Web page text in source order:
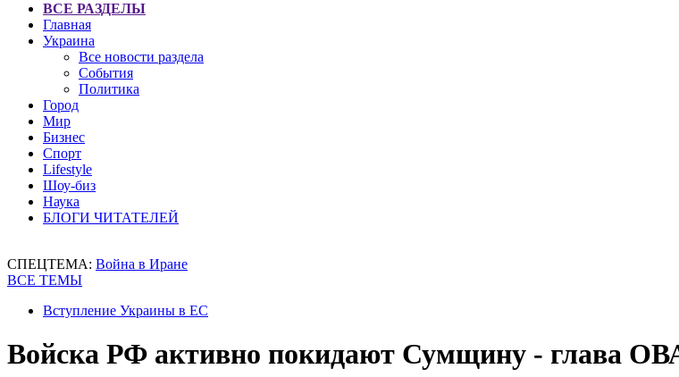
ВСЕ РАЗДЕЛЫ
Главная
Украина
Все новости раздела
События
Политика
Город
Мир
Бизнес
Спорт
Lifestyle
Шоу-биз
Наука
БЛОГИ ЧИТАТЕЛЕЙ
СПЕЦТЕМА: Война в Иране
ВСЕ ТЕМЫ
Вступление Украины в ЕС
Войска РФ активно покидают Сумщину - глава